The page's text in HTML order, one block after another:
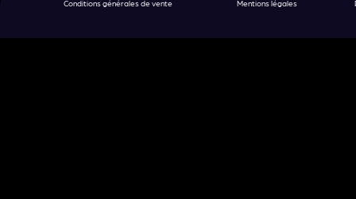
Conditions générales de vente Mentions légales